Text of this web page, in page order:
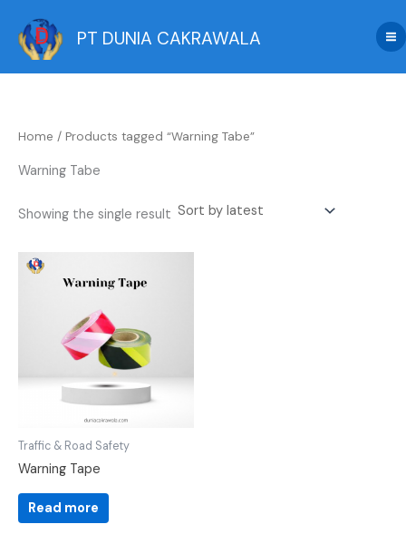
content
PT DUNIA CAKRAWALA
Home / Products tagged “Warning Tabe”
Warning Tabe
Showing the single result
Traffic & Road Safety
Warning Tape
Read more